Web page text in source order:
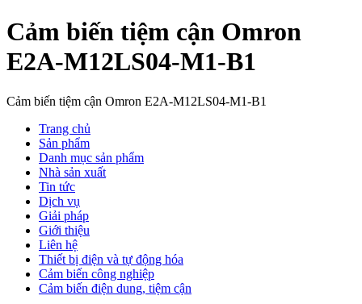
Cảm biến tiệm cận Omron
E2A-M12LS04-M1-B1
Cảm biến tiệm cận Omron E2A-M12LS04-M1-B1
Trang chủ
Sản phẩm
Danh mục sản phẩm
Nhà sản xuất
Tin tức
Dịch vụ
Giải pháp
Giới thiệu
Liên hệ
Thiết bị điện và tự động hóa
Cảm biến công nghiệp
Cảm biến điện dung, tiệm cận